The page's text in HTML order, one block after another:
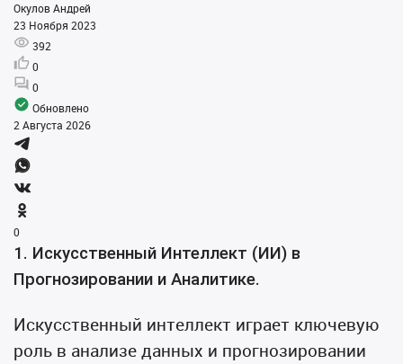
Окулов Андрей
23 Ноября 2023
392
0
0
Обновлено
2 Августа 2026
0
1. Искусственный Интеллект (ИИ) в
Прогнозировании и Аналитике.
Искусственный интеллект играет ключевую
роль в анализе данных и прогнозировании